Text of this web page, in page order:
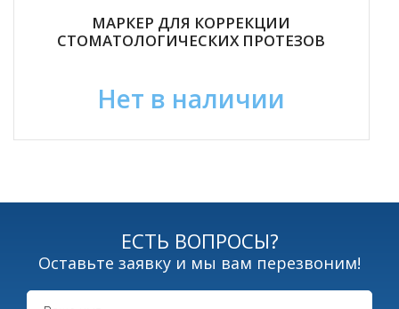
МАРКЕР ДЛЯ КОРРЕКЦИИ
СТОМАТОЛОГИЧЕСКИХ ПРОТЕЗОВ
Нет в наличии
ЕСТЬ ВОПРОСЫ?
Оставьте заявку и мы вам перезвоним!